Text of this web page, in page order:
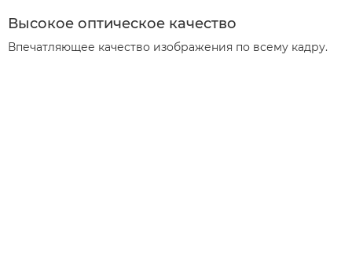
Высокое оптическое качество
Впечатляющее качество изображения по всему кадру.